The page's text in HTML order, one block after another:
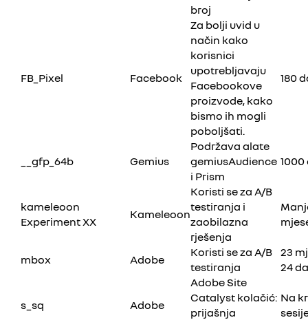
broj
FB_Pixel Facebook
Za bolji uvid u
način kako
korisnici
upotrebljavaju
Facebookove
proizvode, kako
bismo ih mogli
poboljšati.
180
__gfp_64b Gemius
Podržava alate
gemiusAudience
i Prism
kameleoon
Experiment XX
Kameleoon
Koristi se za A/B
testiranja i
zaobilazna
rješenja
mbox Adobe
Koristi se za A/B
testiranja
23
24
s_sq Adobe
Adobe Site
Catalyst kolačić:
prijašnja
Na